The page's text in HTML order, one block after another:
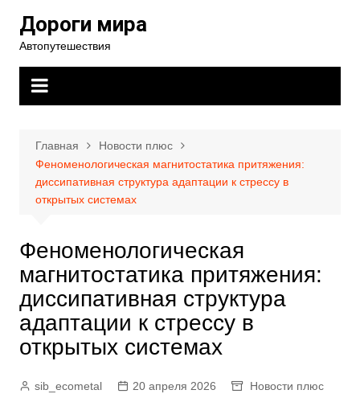
содержимому
Дороги мира
Автопутешествия
Главная
Новости плюс
Феноменологическая магнитостатика притяжения:
диссипативная структура адаптации к стрессу в
открытых системах
Феноменологическая
магнитостатика притяжения:
диссипативная структура
адаптации к стрессу в
открытых системах
sib_ecometal 20 апреля 2026 Новости плюс